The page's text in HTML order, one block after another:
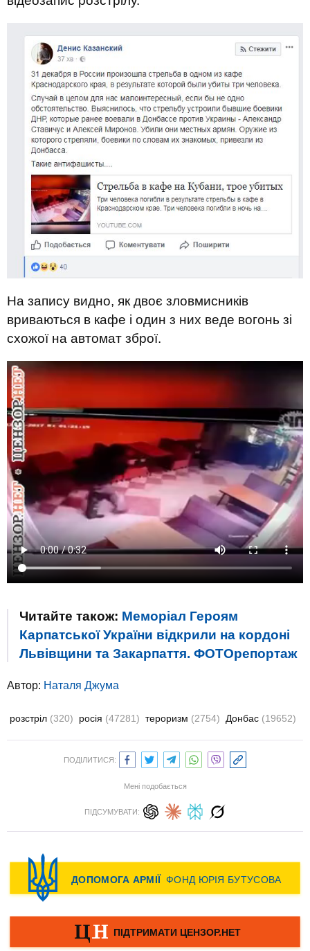
На запису видно, як двоє зловмисників
вриваються в кафе і один з них веде вогонь зі
схожої на автомат зброї.
Читайте також: Меморіал Героям
Карпатської України відкрили на кордоні
Львівщини та Закарпаття. ФОТОрепортаж
Автор: Наталя Джума
розстріл (320) росія (47281) тероризм (2754) Донбас (19652)
ПОДІЛИТИСЯ:
Мені подобається
ПІДСУМУВАТИ: